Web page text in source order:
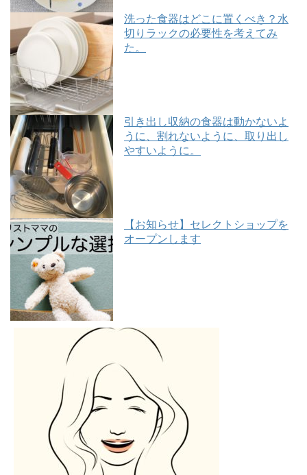
洗った食器はどこに置くべき？水
切りラックの必要性を考えてみ
た。
引き出し収納の食器は動かないよ
うに、割れないように、取り出し
やすいように。
【お知らせ】セレクトショップを
オープンします